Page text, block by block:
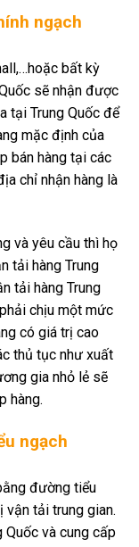
ngạch
bất kỳ
sẽ nhận được
tại Trung Quốc để
mặc định của
bán hàng tại các
chỉ nhận hàng là
và yêu cầu thì họ
tải hàng Trung
tải hàng Trung
chịu một mức
có giá trị cao
thủ tục như xuất
gia nhỏ lẻ sẽ
hàng.
ngạch
đường tiểu
vận tải trung gian.
Quốc và cung cấp